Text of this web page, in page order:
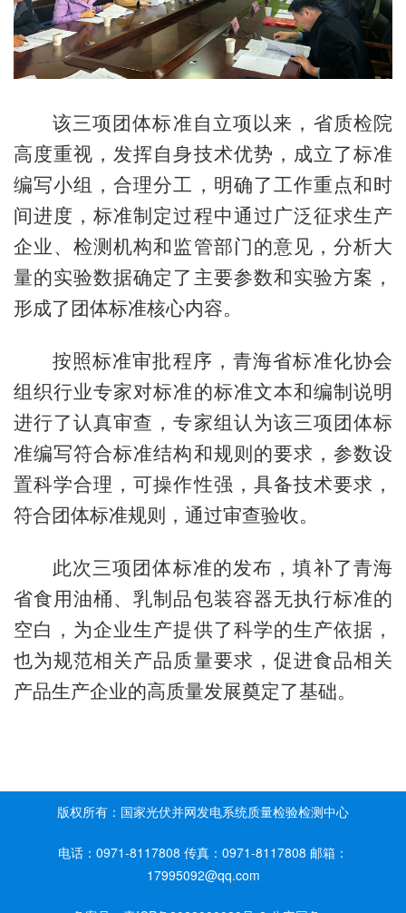
该三项团体标准自立项以来，省质检院
高度重视，发挥自身技术优势，成立了标准
编写小组，合理分工，明确了工作重点和时
间进度，标准制定过程中通过广泛征求生产
企业、检测机构和监管部门的意见，分析大
量的实验数据确定了主要参数和实验方案，
形成了团体标准核心内容。
按照标准审批程序，青海省标准化协会
组织行业专家对标准的标准文本和编制说明
进行了认真审查，专家组认为该三项团体标
准编写符合标准结构和规则的要求，参数设
置科学合理，可操作性强，具备技术要求，
符合团体标准规则，通过审查验收。
此次三项团体标准的发布，填补了青海
省食用油桶、乳制品包装容器无执行标准的
空白，为企业生产提供了科学的生产依据，
也为规范相关产品质量要求，促进食品相关
产品生产企业的高质量发展奠定了基础。
版权所有：国家光伏并网发电系统质量检验检测中心
电话：0971-8117808 传真：0971-8117808 邮箱：
17995092@qq.com